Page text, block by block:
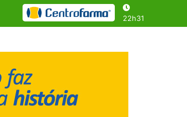
22h31